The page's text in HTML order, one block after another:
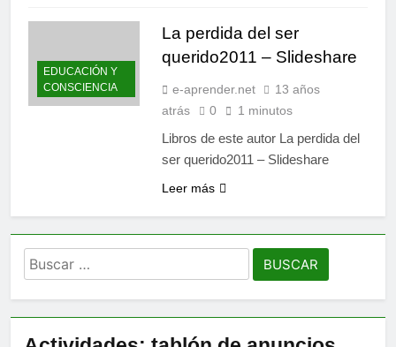
EDUCACIÓN Y
CONSCIENCIA
La perdida del ser
querido2011 – Slideshare
e-aprender.net
13 años
atrás
0 1 minutos
Libros de este autor La perdida del
ser querido2011 – Slideshare
Leer más
Buscar: